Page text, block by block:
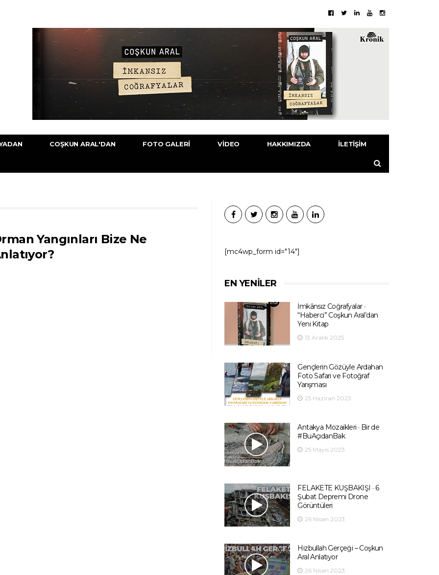
COŞKUN ARAL'DAN FOTO GALERI VIDEO HAKKIMIZDA İLETIŞIM
Yangınları Bize Ne
[mc4wp_form id="14"]
EN YENILER
İmkânsız Coğrafyalar ·
“Haberci” Coşkun Aral’dan
Yeni Kitap
13 Aralık 2025
Gençlerin Gözüyle Ardahan
Foto Safari ve Fotoğraf
Yarışması
25 Haziran 2023
Antakya Mozaikleri · Bir de
#BuAçıdanBak
25 Mayıs 2023
FELAKETE KUŞBAKIŞI · 6
Şubat Depremi Drone
Görüntüleri
26 Nisan 2023
Hizbullah Gerçeği – Coşkun
Aral Anlatıyor
26 Nisan 2023